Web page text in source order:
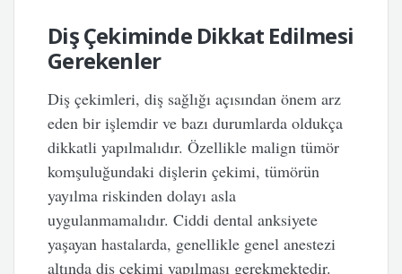
Diş Çekiminde Dikkat Edilmesi
Gerekenler
Diş çekimleri, diş sağlığı açısından önem arz
eden bir işlemdir ve bazı durumlarda oldukça
dikkatli yapılmalıdır. Özellikle malign tümör
komşuluğundaki dişlerin çekimi, tümörün
yayılma riskinden dolayı asla
uygulanmamalıdır. Ciddi dental anksiyete
yaşayan hastalarda, genellikle genel anestezi
altında diş çekimi yapılması gerekmektedir.